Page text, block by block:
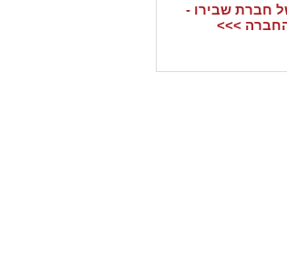
חברת שבירו -
>>>